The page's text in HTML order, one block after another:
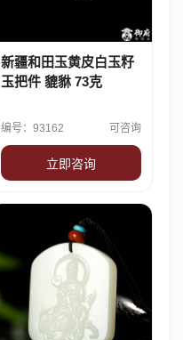
新疆和田玉黄皮白玉籽
玉把件 貔貅 73克
编号：93162 可咨询
立即咨询